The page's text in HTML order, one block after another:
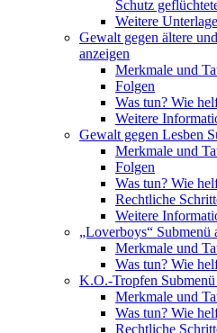
Schutz
Weitere
Gewalt gegen ältere
anzeigen
Merkmale und
Folgen
Was tun? Wie
Weitere
Gewalt gegen Lesben
Merkmale und
Folgen
Was tun? Wie
Rechtliche
Weitere
„Loverboys“ Submenü
Merkmale und
Was tun? Wie
K.O.-Tropfen
Merkmale und
Was tun? Wie
Rechtliche